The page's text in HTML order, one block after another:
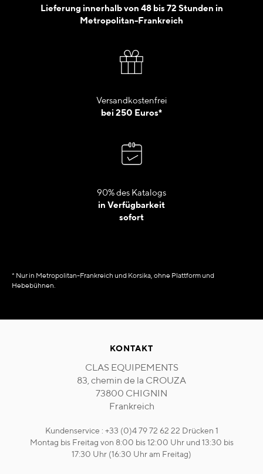
Lieferung innerhalb von 48 bis 72 Stunden in
Metropolitan-Frankreich
Versandkostenfrei
bei 250 Euros*
90% des Katalogs
in Verfügbarkeit
sofort
* Nur in Metropolitan-Frankreich und Korsika, ohne Plattform und
Hebebühnen.
KONTAKT
CLAS EQUIPEMENTS
83, chemin de la CROUZA
73800 CHIGNIN
Frankreich
Kundenservice : +33 (0)4 79 72 62 22 Drücken 1
Montag bis Freitag von 8:00 bis 12:00 Uhr und 13:30 bis
17:30 Uhr (16:30 Uhr am Freitag)